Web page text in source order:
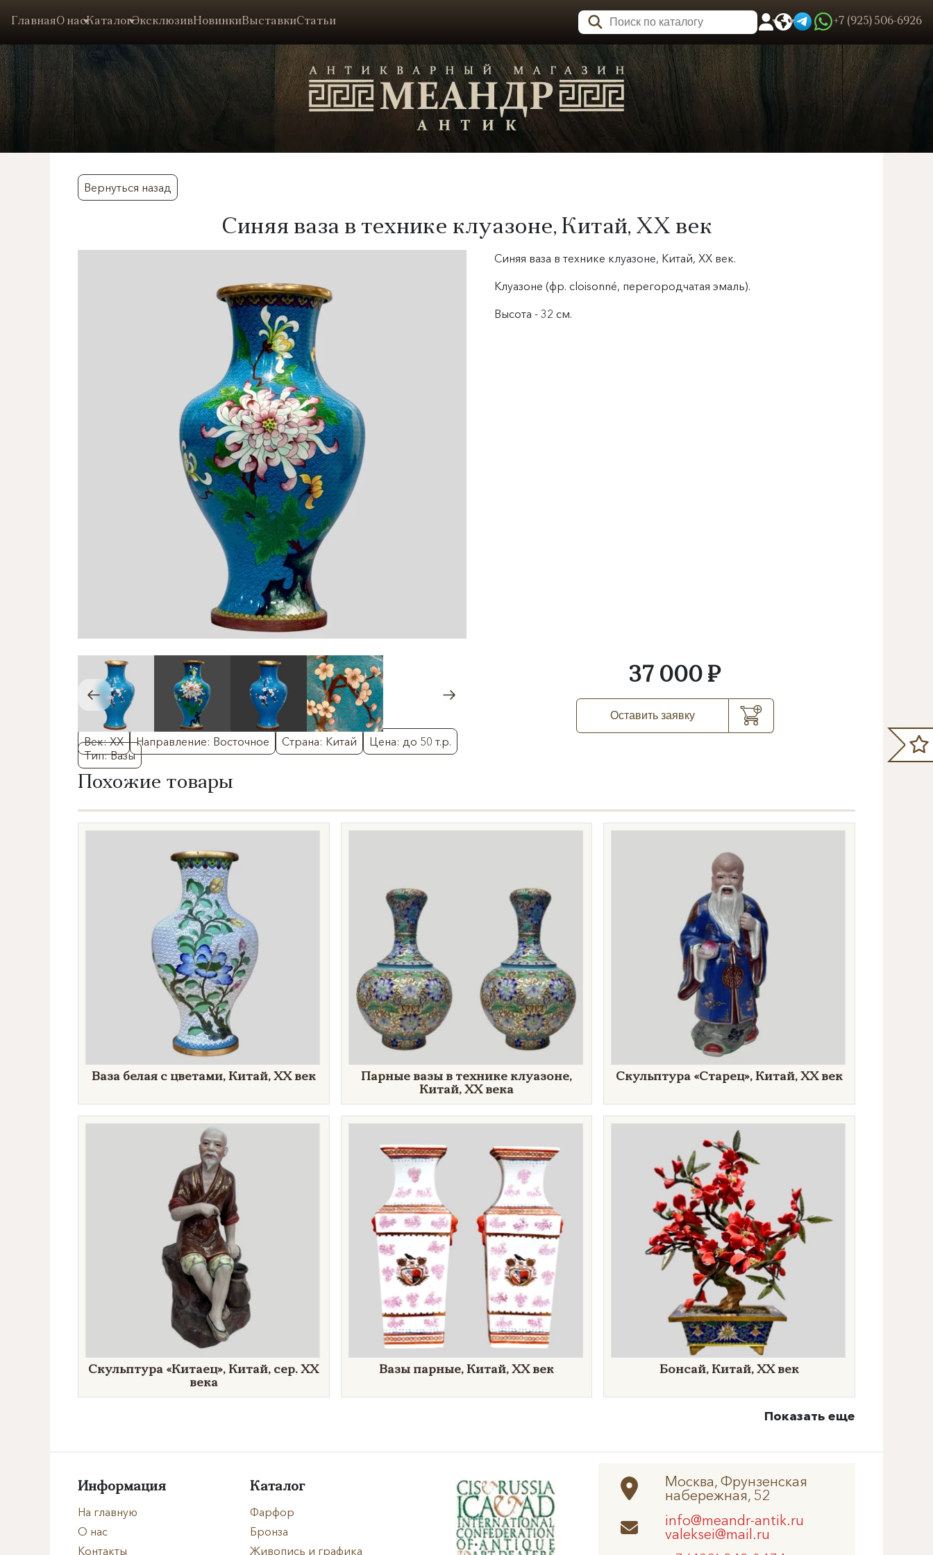
ГлавнаяО насКаталогЭксклюзивНовинкиВыставкиСтатьи
0
Пользовательское меню
+7 (925) 506-6926
Вернуться назад
​Синяя ваза в технике клуазоне, Китай, XX век
Век: XX Направление: Восточное Страна: Китай
Цена: до 50 т.р.
Тип: Вазы
Синяя ваза в технике клуазоне, Китай, XX век.
Клуазоне (фр. cloisonné, перегородчатая эмаль).
Высота - 32 см.
37 000 ₽
Оставить заявку
Похожие товары
Ваза белая с цветами, Китай, XX век
Парные вазы в технике клуазоне,
Китай, ХХ века
Скульптура «Старец», Китай, XX век
Скульптура «Китаец», Китай, сер. XX
века
Вазы парные, Китай, XX век ​Бонсай, Китай, XX век
Показать еще
Информация
На главную
О нас
Контакты
Каталог
Фарфор
Бронза
Живопись и графика
Москва, Фрунзенская
набережная, 52
info@meandr-antik.ru
valeksei@mail.ru